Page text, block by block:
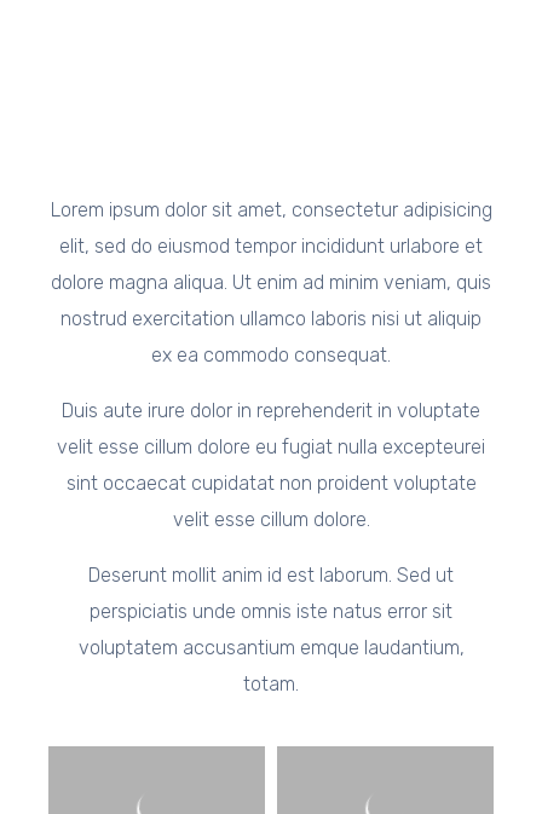
Lorem ipsum dolor sit amet, consectetur adipisicing
elit, sed do eiusmod tempor incididunt urlabore et
dolore magna aliqua. Ut enim ad minim veniam, quis
nostrud exercitation ullamco laboris nisi ut aliquip
ex ea commodo consequat.
Duis aute irure dolor in reprehenderit in voluptate
velit esse cillum dolore eu fugiat nulla excepteurei
sint occaecat cupidatat non proident voluptate
velit esse cillum dolore.
Deserunt mollit anim id est laborum. Sed ut
perspiciatis unde omnis iste natus error sit
voluptatem accusantium emque laudantium,
totam.